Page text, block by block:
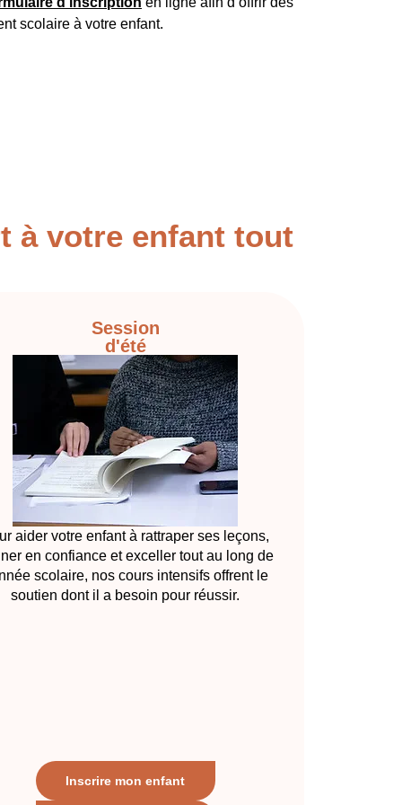
scolaire à votre enfant.
à votre enfant tout
Session
d'été
aider votre enfant à rattraper ses leçons,
en confiance et exceller tout au long de
scolaire, nos cours intensifs offrent le
soutien dont il a besoin pour réussir.
Inscrire mon enfant